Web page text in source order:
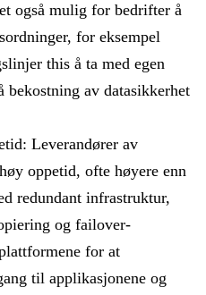
også mulig for bedrifter å
for eksempel
this å ta med egen
bekostning av datasikkerhet
Leverandører av
oppetid, ofte høyere enn
redundant infrastruktur,
og failover-
for at
til applikasjonene og